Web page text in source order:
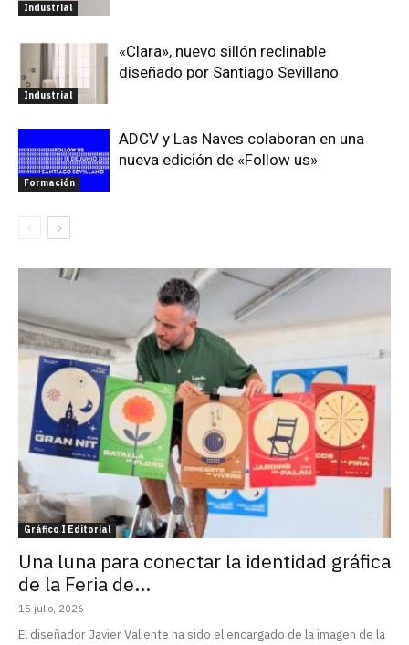
Industrial
Industrial
«Clara», nuevo sillón reclinable
diseñado por Santiago Sevillano
Formación
ADCV y Las Naves colaboran en una
nueva edición de «Follow us»
Gráfico I Editorial
Una luna para conectar la identidad gráfica
de la Feria de...
15 julio, 2026
El diseñador Javier Valiente ha sido el encargado de la imagen de la